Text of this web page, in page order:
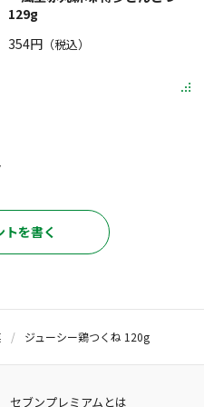
129g
354円（税込）
トを書く
ジューシー鶏つくね 120g
セブンプレミアムとは